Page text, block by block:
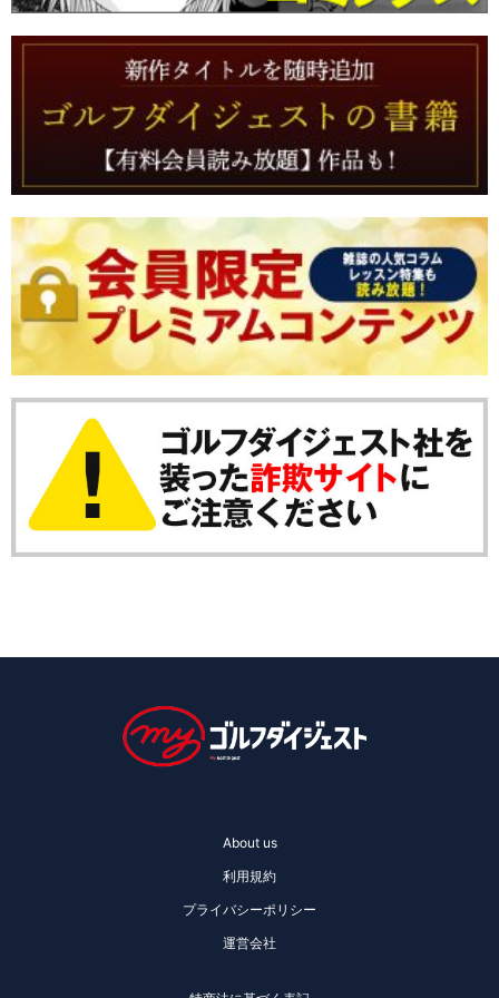
About us
利用規約
プライバシーポリシー
運営会社